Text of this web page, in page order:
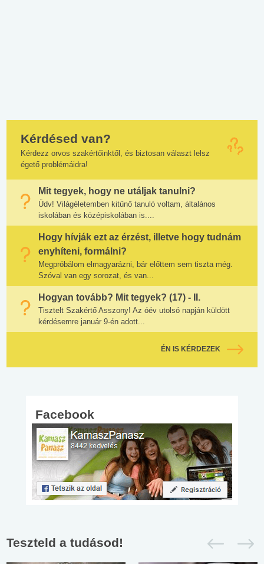
Kérdésed van?
Kérdezz orvos szakértőinktől, és biztosan választ lelsz
égető problémáidra!
Mit tegyek, hogy ne utáljak tanulni?
Üdv! Világéletemben kitűnő tanuló voltam, általános
iskolában és középiskolában is....
Hogy hívják ezt az érzést, illetve hogy tudnám
enyhíteni, formálni?
Megpróbálom elmagyarázni, bár előttem sem tiszta még.
Szóval van egy sorozat, és van...
Hogyan tovább? Mit tegyek? (17) - II.
Tisztelt Szakértő Asszony! Az óév utolsó napján küldött
kérdésemre január 9-én adott...
ÉN IS KÉRDEZEK
Facebook
Teszteld a tudásod!